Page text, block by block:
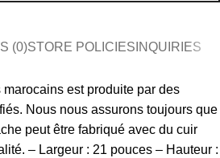
(0)STORE POLICIES INQUIRIES
est produite par des
Nous nous assurons toujours que
peut être fabriqué avec du cuir
– Largeur : 21 pouces – Hauteur :